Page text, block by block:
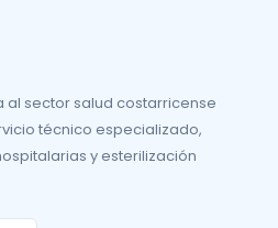
al sector salud costarricense
técnico especializado,
y esterilización